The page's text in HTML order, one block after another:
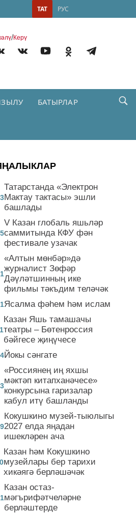
РУС
ТАТ
/Керү
БАТЫРЛАР
Татарстанда «Электрон
Мактау тактасы» эшли
башлады
V Казан глобаль яшьләр
саммитында КФУ фән
фестивале узачак
«Алтын мөнбәр»дә
журналист Зөфәр
Дәүләтшинның ике
фильмы тәкъдим теләчәк
Ясалма фәһем һәм ислам
Казан Яшь тамашачы
театры – Бөтенроссия
бәйгесе җиңүчесе
Йокы сәнгате
«Россиянең иң яхшы
мәктәп китапханәчесе»
конкурсына гаризалар
кабул итү башланды
Кокушкино музей-тыюлыгы
2027 елда яңадан
ишекләрен ача
Казан һәм Кокушкино
музейлары бер тарихи
хикәягә берләшәчәк
Казан остаз-
мәгърифәтчеләрне
берләштерде